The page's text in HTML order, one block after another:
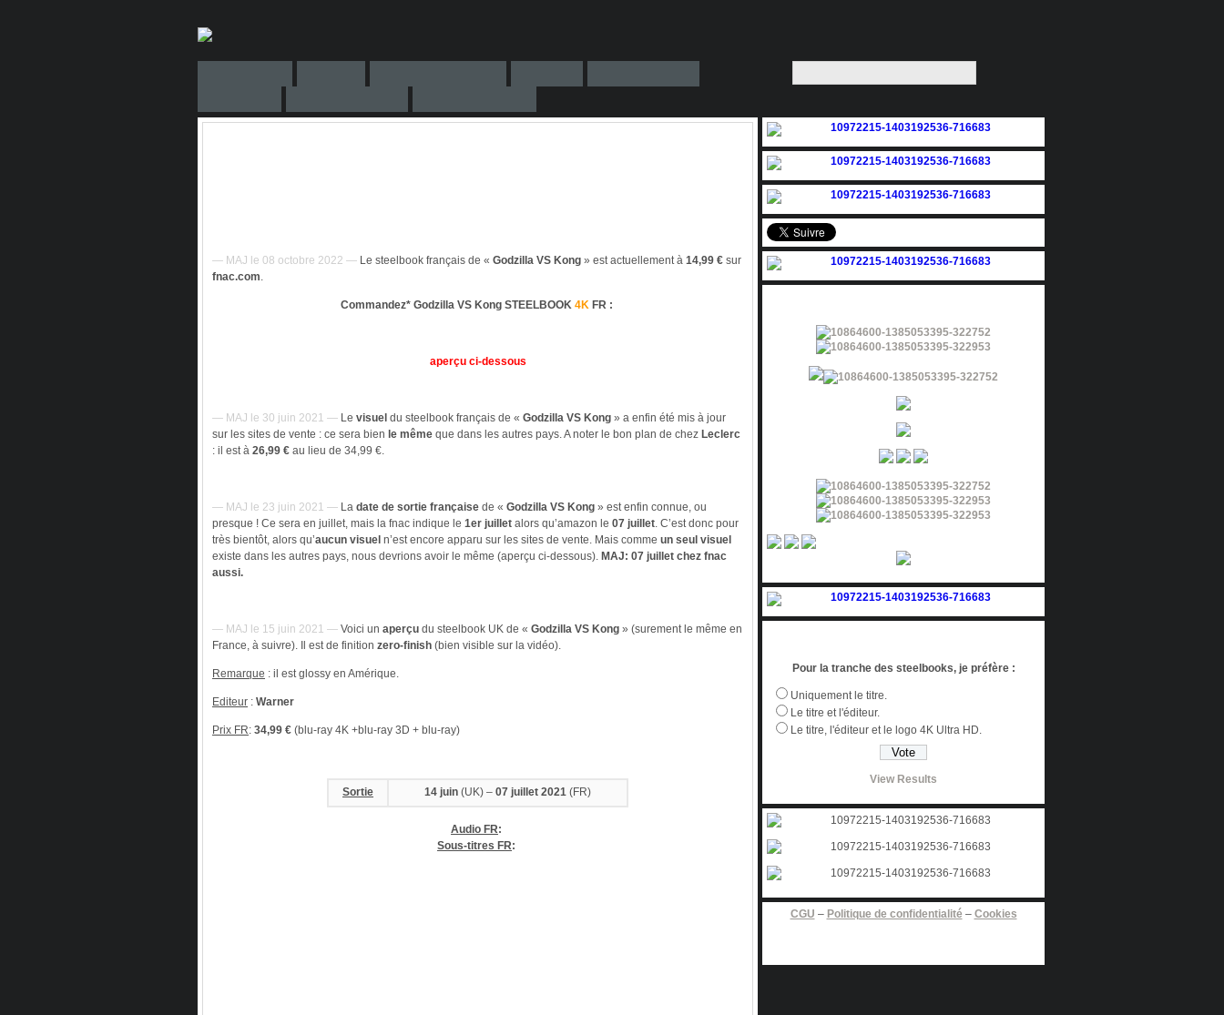
— MAJ le 08 octobre 2022 — Le steelbook français de « Godzilla VS Kong » est actuellement à 14,99 € sur
fnac.com.
Commandez* Godzilla VS Kong STEELBOOK 4KFR :
aperçu ci-dessous
— MAJ le 30 juin 2021 — Le visuel du steelbook français de « Godzilla VS Kong » a enfin été mis à jour
sur les sites de vente : ce sera bien le même que dans les autres pays. A noter le bon plan de chez Leclerc
: il est à 26,99 € au lieu de 34,99 €.
— MAJ le 23 juin 2021 — La date de sortie française de « Godzilla VS Kong » est enfin connue, ou
presque ! Ce sera en juillet, mais la fnac indique le 1er juillet alors qu’amazon le 07 juillet. C’est donc pour
très bientôt, alors qu’aucun visuel n’est encore apparu sur les sites de vente. Mais comme un seul visuel
existe dans les autres pays, nous devrions avoir le même (aperçu ci-dessous). MAJ: 07 juillet chez fnac
aussi.
— MAJ le 15 juin 2021 — Voici un aperçu du steelbook UK de « Godzilla VS Kong » (surement le même en
France, à suivre). Il est de finition zero-finish (bien visible sur la vidéo).
Remarque : il est glossy en Amérique.
Editeur : Warner
Prix FR: 34,99 € (blu-ray 4K +blu-ray 3D + blu-ray)
Sortie 14 juin (UK) – 07 juillet 2021 (FR)
Audio FR:
Sous-titres FR:
Pour la tranche des steelbooks, je préfère :
Uniquement le titre.
Le titre et l'éditeur.
Le titre, l'éditeur et le logo 4K Ultra HD.
View Results
CGU – Politique de confidentialité – Cookies